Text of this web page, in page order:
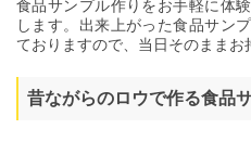
食品サンプル作りをお手軽に体
します。出来上がった食品サン
ておりますので、当日そのままお
昔ながらのロウで作る食品